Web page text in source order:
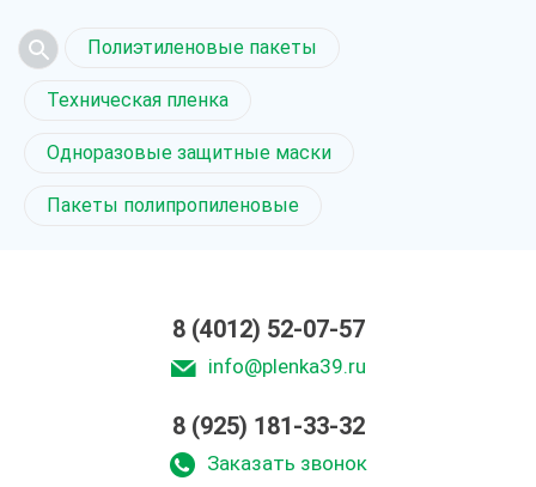
Полиэтиленовые пакеты
Техническая пленка
Одноразовые защитные маски
Пакеты полипропиленовые
8 (4012) 52-07-57
info@plenka39.ru
8 (925) 181-33-32
Заказать звонок